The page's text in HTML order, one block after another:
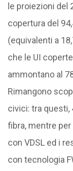
le proiezioni del
copertura del
(equivalenti a
che le UI
ammontano al
Rimangono
civici: tra questi,
fibra, mentre
con VDSL ed i
con tecnologia